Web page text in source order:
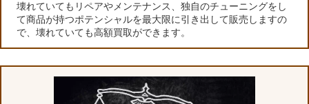
壊れていてもリペアやメンテナンス、独自のチューニングをし
て商品が持つポテンシャルを最大限に引き出して販売しますの
で、壊れていても高額買取ができます。